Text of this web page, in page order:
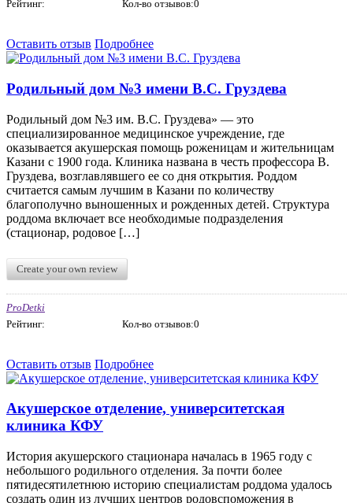
Рейтинг: Кол-во отзывов:0
Оставить отзыв Подробнее
Родильный дом №3 имени В.С. Груздева
Родильный дом №3 им. В.С. Груздева» — это
специализированное медицинское учреждение, где
оказывается акушерская помощь роженицам и жительницам
Казани с 1900 года. Клиника названа в честь профессора В.
Груздева, возглавлявшего ее со дня открытия. Роддом
считается самым лучшим в Казани по количеству
благополучно выношенных и рожденных детей. Структура
роддома включает все необходимые подразделения
(стационар, родовое […]
Create your own review
ProDetki
Рейтинг:
Кол-во отзывов:0
Оставить отзыв Подробнее
Акушерское отделение, университетская
клиника КФУ
История акушерского стационара началась в 1965 году с
небольшого родильного отделения. За почти более
пятидесятилетнюю историю специалистам роддома удалось
создать один из лучших центров родовспоможения в